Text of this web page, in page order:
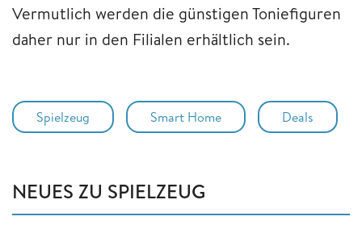
Vermutlich werden die günstigen Toniefiguren
daher nur in den Filialen erhältlich sein.
Spielzeug Smart Home Deals
NEUES ZU SPIELZEUG